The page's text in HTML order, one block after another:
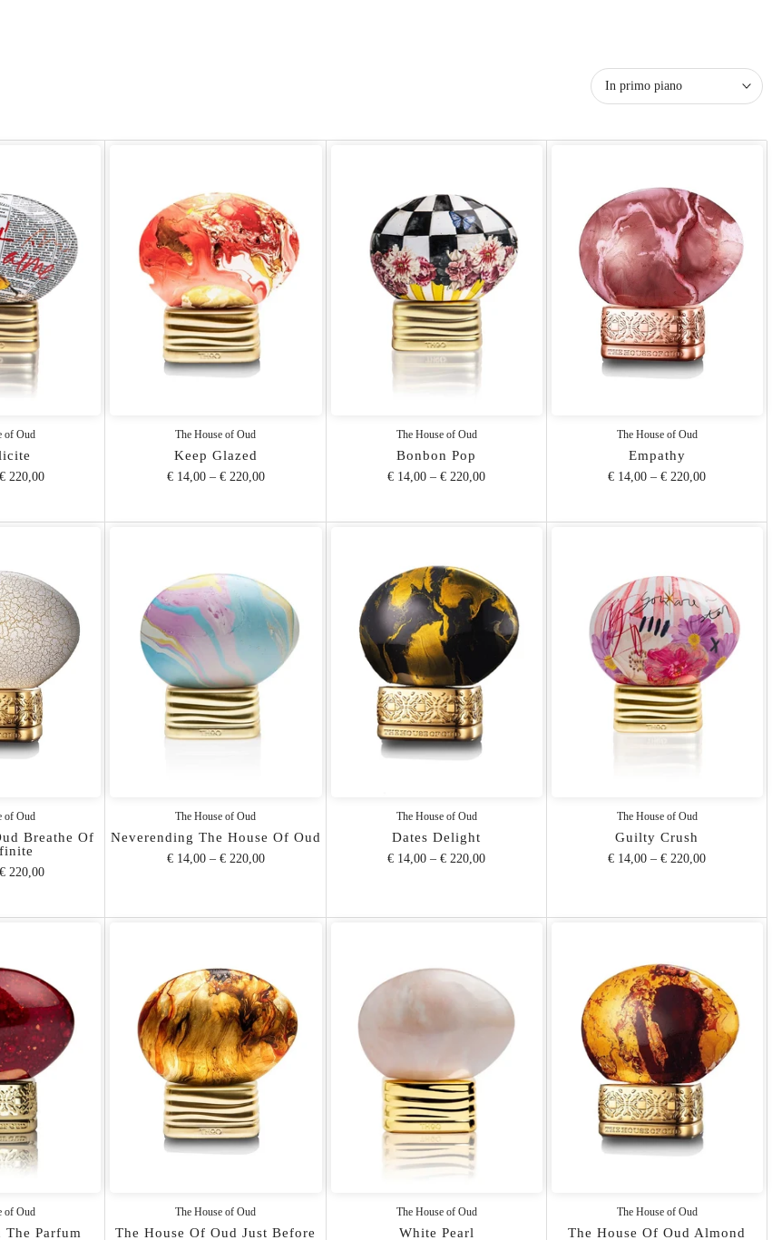
In primo piano
of Oud
€ 220,00
The House of Oud
Keep Glazed
€ 14,00 – € 220,00
The House of Oud
Bonbon Pop
€ 14,00–€ 220,00
The House of Oud
Empathy
€ 14,00–€ 220,00
of Oud
Breathe Of
€ 220,00
The House of Oud
Neverending The House Of Oud
€ 14,00 – € 220,00
The House of Oud
Dates Delight
€ 14,00–€ 220,00
The House of Oud
Guilty Crush
€ 14,00–€ 220,00
of Oud
The Parfum
The House of Oud
The House Of Oud Just Before
The House of Oud
White Pearl
The House of Oud
The House Of Oud Almond